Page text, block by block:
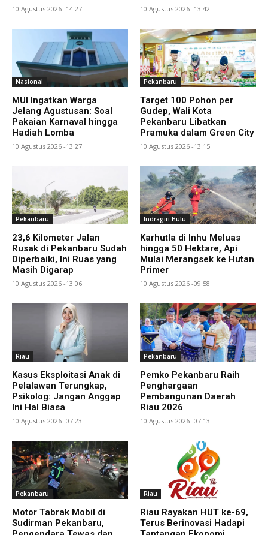
10 Agustus 2026 -14:27 10 Agustus 2026 -13:42
Nasional
MUI Ingatkan Warga
Jelang Agustusan: Soal
Pakaian Karnaval hingga
Hadiah Lomba
10 Agustus 2026 -13:27
Pekanbaru
Target 100 Pohon per
Gudep, Wali Kota
Pekanbaru Libatkan
Pramuka dalam Green City
10 Agustus 2026 -13:15
Pekanbaru
23,6 Kilometer Jalan
Rusak di Pekanbaru Sudah
Diperbaiki, Ini Ruas yang
Masih Digarap
10 Agustus 2026 -13:06
Indragiri Hulu
Karhutla di Inhu Meluas
hingga 50 Hektare, Api
Mulai Merangsek ke Hutan
Primer
10 Agustus 2026 -09:58
Riau
Kasus Eksploitasi Anak di
Pelalawan Terungkap,
Psikolog: Jangan Anggap
Ini Hal Biasa
10 Agustus 2026 -07:23
Pekanbaru
Pemko Pekanbaru Raih
Penghargaan
Pembangunan Daerah
Riau 2026
10 Agustus 2026 -07:13
Pekanbaru
Motor Tabrak Mobil di
Sudirman Pekanbaru,
Riau
Riau Rayakan HUT ke-69,
Terus Berinovasi Hadapi